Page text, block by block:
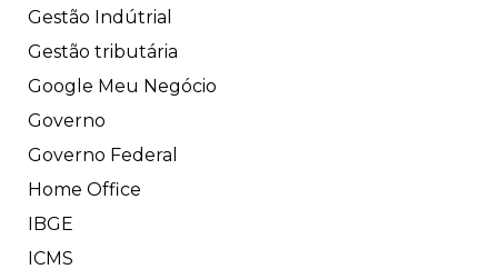
Gestão Indútrial
Gestão tributária
Google Meu Negócio
Governo
Governo Federal
Home Office
IBGE
ICMS